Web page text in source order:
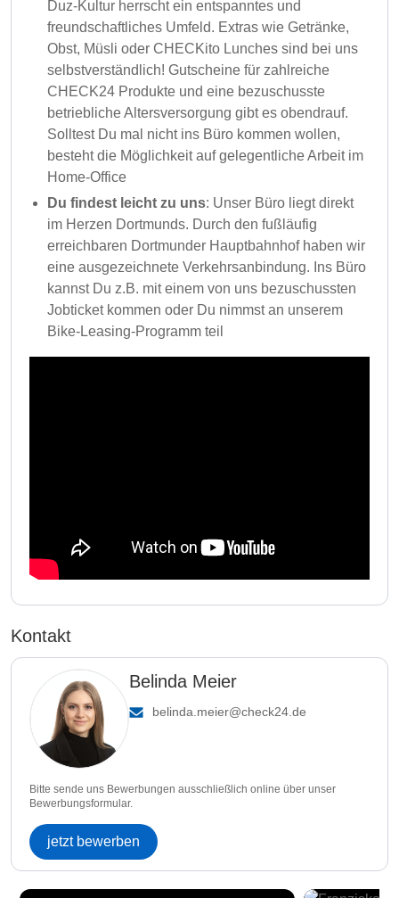
Duz-Kultur herrscht ein entspanntes und
freundschaftliches Umfeld. Extras wie Getränke,
Obst, Müsli oder CHECKito Lunches sind bei uns
selbstverständlich! Gutscheine für zahlreiche
CHECK24 Produkte und eine bezuschusste
betriebliche Altersversorgung gibt es obendrauf.
Solltest Du mal nicht ins Büro kommen wollen,
besteht die Möglichkeit auf gelegentliche Arbeit im
Home-Office
Du findest leicht zu uns: Unser Büro liegt direkt
im Herzen Dortmunds. Durch den fußläufig
erreichbaren Dortmunder Hauptbahnhof haben wir
eine ausgezeichnete Verkehrsanbindung. Ins Büro
kannst Du z.B. mit einem von uns bezuschussten
Jobticket kommen oder Du nimmst an unserem
Bike-Leasing-Programm teil
Kontakt
Belinda Meier
belinda.meier@check24.de
Bitte sende uns Bewerbungen ausschließlich online über unser
Bewerbungsformular.
jetzt bewerben